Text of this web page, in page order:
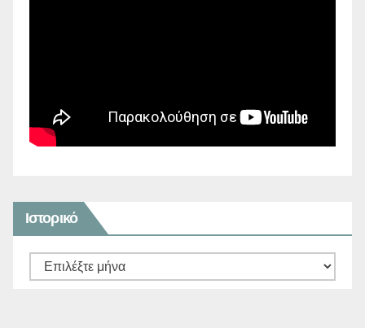
Ιστορικό
Ιστορικό